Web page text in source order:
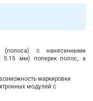
(полоса) с нанесенными
5.15 мм) поперек полос, а
маркировки
модулей с